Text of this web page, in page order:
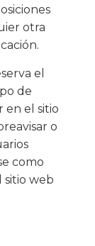
otra
el
de
en el sitio
o
como
sitio web